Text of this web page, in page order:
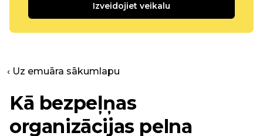
Izveidojiet veikalu
‹ Uz emuāra sākumlapu
Kā bezpeļņas
organizācijas pelna